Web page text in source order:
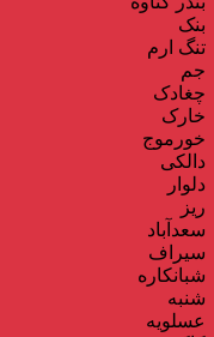
بنک
تنگ ارم
جم
چغادک
خارک
خورموج
دالکی
دلوار
ریز
سعدآباد
سیراف
شبانکاره
شنبه
عسلویه